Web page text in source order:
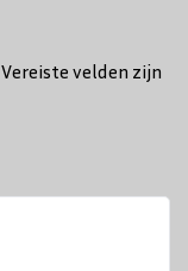
Vereiste velden zijn